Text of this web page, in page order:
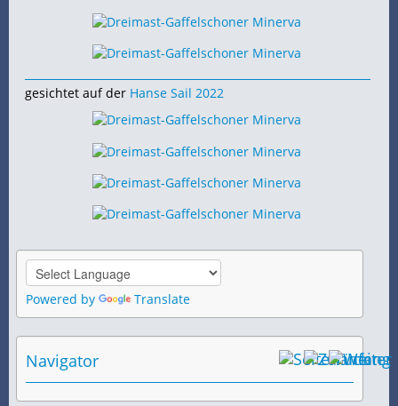
gesichtet auf der Hanse Sail 2022
Powered by Translate
Navigator